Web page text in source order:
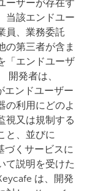
ーザーが存在す
当該エンドユー
員、業務委託
の第三者が含ま
「エンドユーザ
開発者は、
エンドユーザー
の利用にどのよ
視又は規制する
と、並びに
づくサービスに
て説明を受けた
は、開発